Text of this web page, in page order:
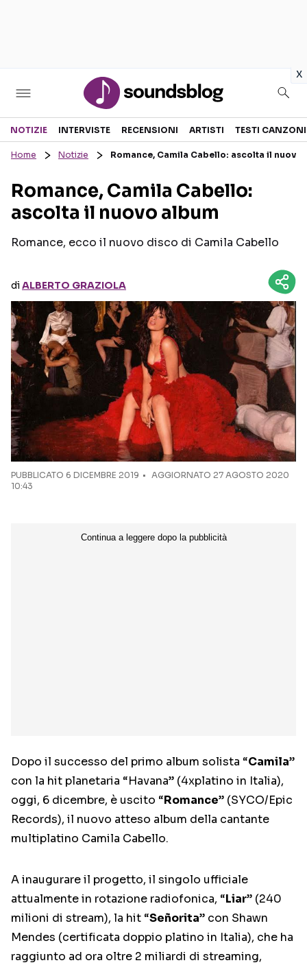
x
Sezioni
RECENSIONI MUSICALI
INTERVISTE
GOSSIP E CURIOSITÀ
TESTI CANZONI
TOUR ED EVENTI
TALENT SHOW
Seguici sui social
NOTIZIE INTERVISTE RECENSIONI ARTISTI TESTI CANZONI
Home Notizie Romance, Camila Cabello: ascolta il nuovo
Romance, Camila Cabello:
ascolta il nuovo album
Romance, ecco il nuovo disco di Camila Cabello
diALBERTO GRAZIOLA
PUBBLICATO 6 DICEMBRE 2019
AGGIORNATO 27 AGOSTO 2020
10:43
Dopo il successo del primo album solista “Camila”
con la hit planetaria “Havana” (4xplatino in Italia),
oggi, 6 dicembre, è uscito “Romance” (SYCO/Epic
Records), il nuovo atteso album della cantante
multiplatino Camila Cabello.
A inaugurare il progetto, il singolo ufficiale
attualmente in rotazione radiofonica, “Liar” (240
milioni di stream), la hit “Señorita” con Shawn
Mendes (certificata doppio platino in Italia), che ha
raggiunto ad ora oltre 2 miliardi di streaming,